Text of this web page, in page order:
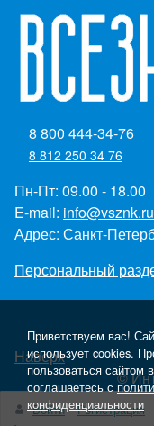
8 800 444-34-76
8 812 250 34 76
Пн-Пт: 09.00 - 18.00
E-mail: info@vsznk.ru
Адрес: Санкт-
Персональный
Наверх
©
Создание
Войти
Регистрация
Приветствуем вас!
использует cookies.
пользоваться сайтом
соглашаетесь с
конфиденциальности